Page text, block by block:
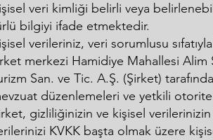
veri kimliği belirli veya
bilgiyi ifade etmektedir.
verileriniz, veri sorumlusu
merkezi Hamidiye Mahallesi
San. ve Tic. A.Ş. (Şirket)
düzenlemeleri ve yetkili
gizliliğinizin ve kişisel
KVKK başta olmak üzere